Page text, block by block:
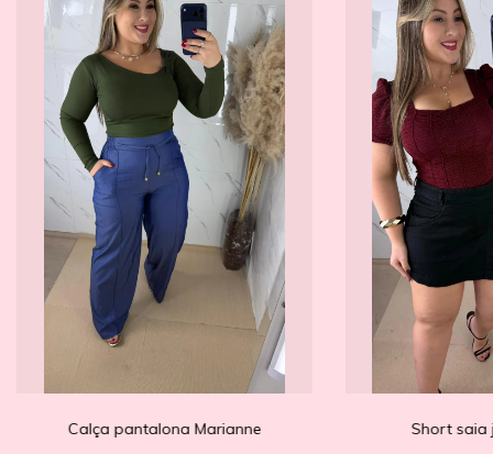
Calça pantalona Marianne Short saia